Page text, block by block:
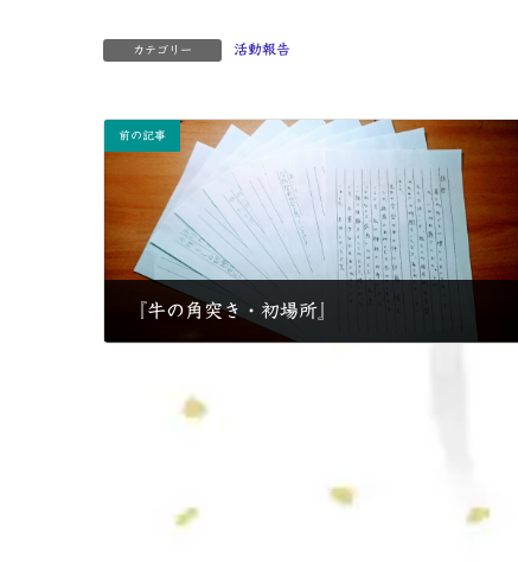
カテゴリー 活動報告
前の記事
『牛の角突き・初場所』